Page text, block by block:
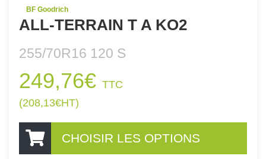
BF Goodrich
ALL-TERRAIN T A KO2
255/70R16 120 S
249,76€ TTC
(208,13€HT)
CHOISIR LES OPTIONS